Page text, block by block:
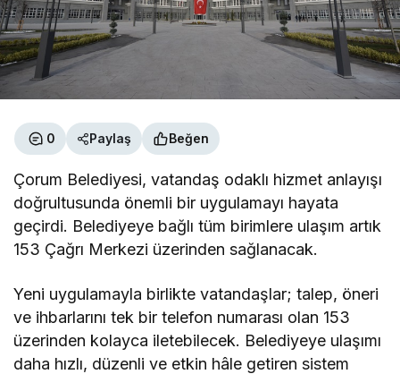
0 Paylaş Beğen
Çorum Belediyesi, vatandaş odaklı hizmet anlayışı
doğrultusunda önemli bir uygulamayı hayata
geçirdi. Belediyeye bağlı tüm birimlere ulaşım artık
153 Çağrı Merkezi üzerinden sağlanacak.
Yeni uygulamayla birlikte vatandaşlar; talep, öneri
ve ihbarlarını tek bir telefon numarası olan 153
üzerinden kolayca iletebilecek. Belediyeye ulaşımı
daha hızlı, düzenli ve etkin hâle getiren sistem